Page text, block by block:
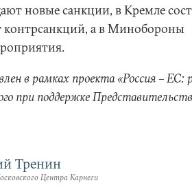
новые санкции, в Кремле
контрсанкций, а в Минобороны
в рамках проекта «Россия – ЕС:
при поддержке
Тренин
Центра Карнеги